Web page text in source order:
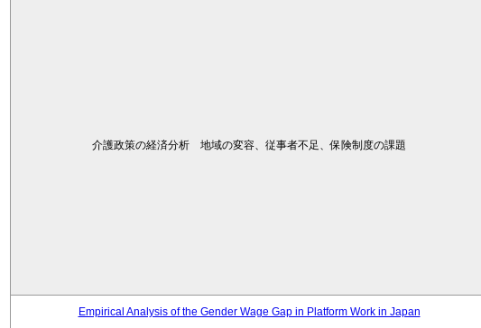
介護政策の経済分析 地域の変容、従事者不足、保険制度の課題
Empirical Analysis of the Gender Wage Gap in Platform Work in Japan